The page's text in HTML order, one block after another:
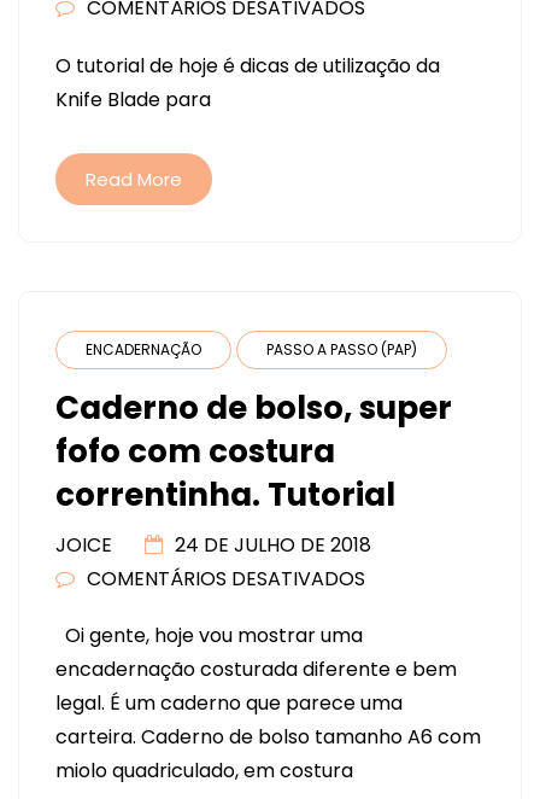
COMENTÁRIOS DESATIVADOS
COM
O tutorial de hoje é dicas de utilização da
Knife Blade para
Read More
ENCADERNAÇÃO PASSO A PASSO (PAP)
Caderno de bolso, super
fofo com costura
correntinha. Tutorial
JOICE
24 DE JULHO DE 2018
COMENTÁRIOS DESATIVADOS
BOLSO,
SUPER
FOFO
Oi gente, hoje vou mostrar uma
encadernação costurada diferente e bem
legal. É um caderno que parece uma
carteira. Caderno de bolso tamanho A6 com
miolo quadriculado, em costura